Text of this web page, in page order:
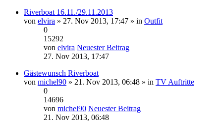
Riverboat 16.11./29.11.2013
von elvira » 27. Nov 2013, 17:47 » in Outfit
0
15292
von elvira Neuester Beitrag
27. Nov 2013, 17:47
Gästewunsch Riverboat
von michel90 » 21. Nov 2013, 06:48 » in TV Auftritte
0
14696
von michel90 Neuester Beitrag
21. Nov 2013, 06:48